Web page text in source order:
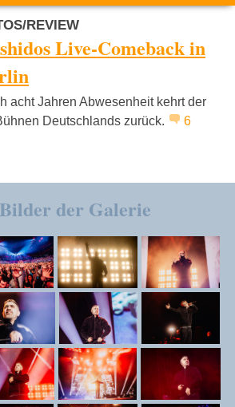
REVIEW
Live-Comeback in
acht Jahren Abwesenheit kehrt der
Deutschlands zurück.
6
der Galerie